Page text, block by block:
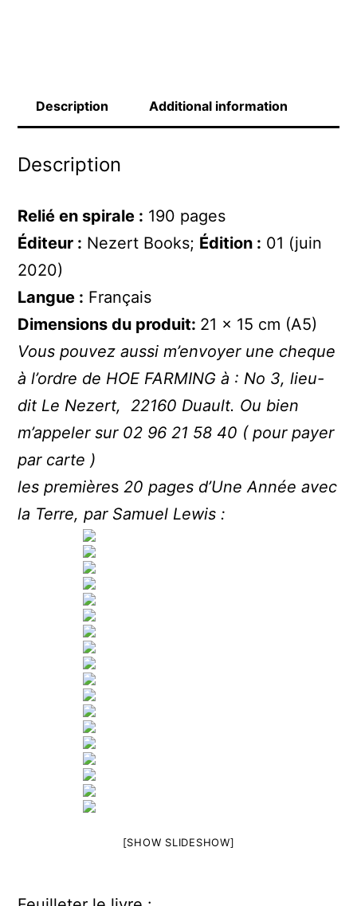
Description Additional information
Description
Relié en spirale : 190 pages
Éditeur : Nezert Books; Édition : 01 (juin
2020)
Langue : Français
Dimensions du produit: 21 x 15 cm (A5)
Vous pouvez aussi m’envoyer une cheque
à l’ordre de HOE FARMING à : No 3, lieu-
dit Le Nezert, 22160 Duault. Ou bien
m’appeler sur 02 96 21 58 40 ( pour payer
par carte )
les premières 20 pages d’Une Année avec
la Terre, par Samuel Lewis :
[SHOW SLIDESHOW]